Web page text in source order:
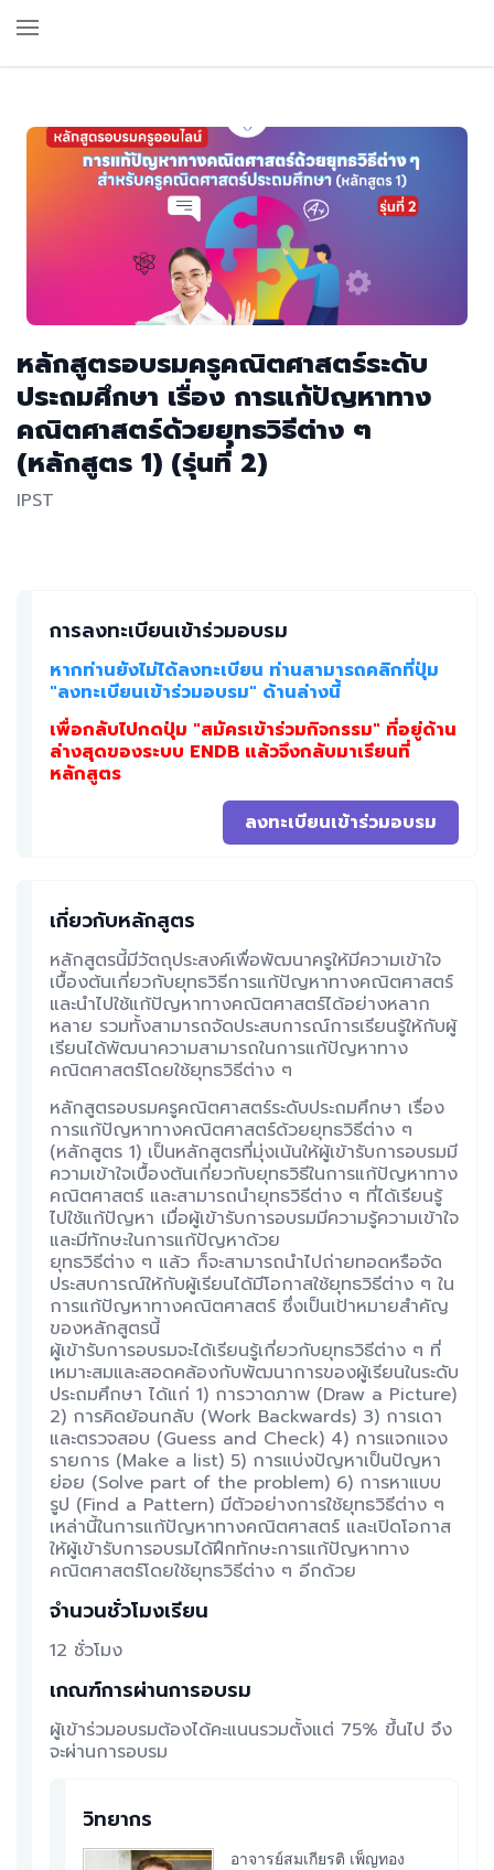
หลักสูตรอบรมครูคณิตศาสตร์ระดับ
ประถมศึกษา เรื่อง การแก้ปัญหาทาง
คณิตศาสตร์ด้วยยุทธวิธีต่าง ๆ
(หลักสูตร 1) (รุ่นที่ 2)
IPST
การลงทะเบียนเข้าร่วมอบรม
หากท่านยังไม่ได้ลงทะเบียน ท่านสามารถคลิกที่ปุ่ม
"ลงทะเบียนเข้าร่วมอบรม" ด้านล่างนี้
เพื่อกลับไปกดปุ่ม "สมัครเข้าร่วมกิจกรรม" ที่อยู่ด้าน
ล่างสุดของระบบ ENDB แล้วจึงกลับมาเรียนที่
หลักสูตร
ลงทะเบียนเข้าร่วมอบรม
เกี่ยวกับหลักสูตร
หลักสูตรนี้มีวัตถุประสงค์เพื่อพัฒนาครูให้มีความเข้าใจ
เบื้องต้นเกี่ยวกับยุทธวิธีการแก้ปัญหาทางคณิตศาสตร์
และนำไปใช้แก้ปัญหาทางคณิตศาสตร์ได้อย่างหลาก
หลาย รวมทั้งสามารถจัดประสบการณ์การเรียนรู้ให้กับผู้
เรียนได้พัฒนาความสามารถในการแก้ปัญหาทาง
คณิตศาสตร์โดยใช้ยุทธวิธีต่าง ๆ
หลักสูตรอบรมครูคณิตศาสตร์ระดับประถมศึกษา เรื่อง
การแก้ปัญหาทางคณิตศาสตร์ด้วยยุทธวิธีต่าง ๆ
(หลักสูตร 1) เป็นหลักสูตรที่มุ่งเน้นให้ผู้เข้ารับการอบรมมี
ความเข้าใจเบื้องต้นเกี่ยวกับยุทธวิธีในการแก้ปัญหาทาง
คณิตศาสตร์ และสามารถนำยุทธวิธีต่าง ๆ ที่ได้เรียนรู้
ไปใช้แก้ปัญหา เมื่อผู้เข้ารับการอบรมมีความรู้ความเข้าใจ
และมีทักษะในการแก้ปัญหาด้วย
ยุทธวิธีต่าง ๆ แล้ว ก็จะสามารถนำไปถ่ายทอดหรือจัด
ประสบการณ์ให้กับผู้เรียนได้มีโอกาสใช้ยุทธวิธีต่าง ๆ ใน
การแก้ปัญหาทางคณิตศาสตร์ ซึ่งเป็นเป้าหมายสำคัญ
ของหลักสูตรนี้
ผู้เข้ารับการอบรมจะได้เรียนรู้เกี่ยวกับยุทธวิธีต่าง ๆ ที่
เหมาะสมและสอดคล้องกับพัฒนาการของผู้เรียนในระดับ
ประถมศึกษา ได้แก่ 1) การวาดภาพ (Draw a Picture)
2) การคิดย้อนกลับ (Work Backwards) 3) การเดา
และตรวจสอบ (Guess and Check) 4) การแจกแจง
รายการ (Make a list) 5) การแบ่งปัญหาเป็นปัญหา
ย่อย (Solve part of the problem) 6) การหาแบบ
รูป (Find a Pattern) มีตัวอย่างการใช้ยุทธวิธีต่าง ๆ
เหล่านี้ในการแก้ปัญหาทางคณิตศาสตร์ และเปิดโอกาส
ให้ผู้เข้ารับการอบรมได้ฝึกทักษะการแก้ปัญหาทาง
คณิตศาสตร์โดยใช้ยุทธวิธีต่าง ๆ อีกด้วย
จำนวนชั่วโมงเรียน
12 ชั่วโมง
เกณฑ์การผ่านการอบรม
ผู้เข้าร่วมอบรมต้องได้คะแนนรวมตั้งแต่ 75% ขึ้นไป จึง
จะผ่านการอบรม
วิทยากร
อาจารย์สมเกียรติ เพ็ญทอง